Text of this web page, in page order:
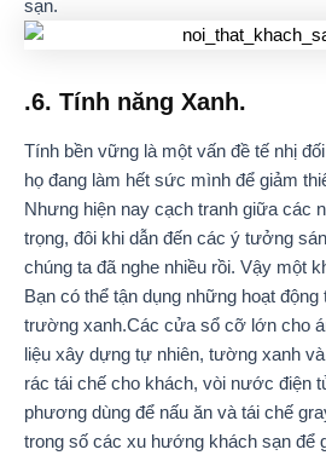
sạn.
.6. Tính năng Xanh.
Tính bền vững là một vấn đề tế nhị
họ đang làm hết sức mình để giảm
Nhưng hiện nay cạch tranh giữa các
trọng, đôi khi dẫn đến các ý tưởng
chúng ta đã nghe nhiều rồi. Vậy một
Bạn có thể tận dụng những hoạt
trường xanh.Các cửa sổ cỡ lớn cho
liệu xây dựng tự nhiên, tường xanh
rác tái chế cho khách, vòi nước điện
phương dùng để nấu ăn và tái chế
trong số các xu hướng khách sạn để